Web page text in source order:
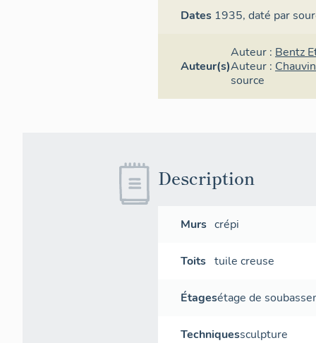
Dates 1935, daté par
Auteur(s)
Auteur : Bentz
Auteur :
source
Description
Murs crépi
Toits tuile creuse
Étagesétage de
Techniquessculpture